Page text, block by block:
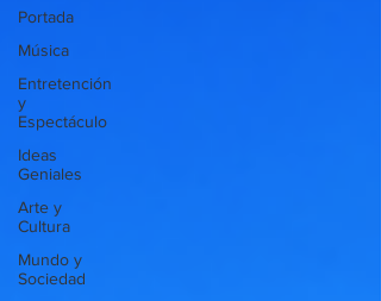
Portada
Música
Entretención
y
Espectáculo
Ideas
Geniales
Arte y
Cultura
Mundo y
Sociedad